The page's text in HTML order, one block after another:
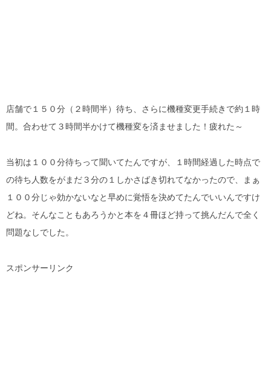
店舗で１５０分（２時間半）待ち、さらに機種変更手続きで約１時
間。合わせて３時間半かけて機種変を済ませました！疲れた～
当初は１００分待ちって聞いてたんですが、１時間経過した時点で
の待ち人数をがまだ３分の１しかさばき切れてなかったので、まぁ
１００分じゃ効かないなと早めに覚悟を決めてたんでいいんですけ
どね。そんなこともあろうかと本を４冊ほど持って挑んだんで全く
問題なしでした。
スポンサーリンク